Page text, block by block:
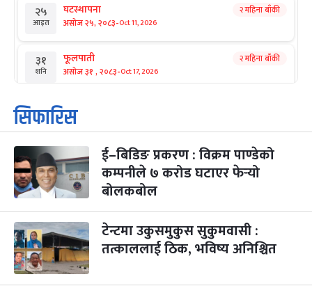
२५
आइत
घटस्थापना
असोज २५, २०८३-Oct 11, 2026
२ महिना बाँकी
३१
शनि
फूलपाती
असोज ३१ , २०८३-Oct 17, 2026
२ महिना बाँकी
१
आइत
कार्तिक सङ्क्रान्ति
कार्तिक १, २०८३
३
मंगल
महानवमी
कार्तिक ३, २०८३-Oct 20, 2026
२ महिना बाँकी
४
५
बिहि
पापा‌ङ्कुशा एकादशी व्रत
कार्तिक ५, २०८३
२ महिना बाँकी
सिफारिस
ई–बिडिङ प्रकरण : विक्रम पाण्डेको
कम्पनीले ७ करोड घटाएर फेर्‍यो
बोलकबोल
टेन्टमा उकुसमुकुस सुकुमवासी :
तत्काललाई ठिक, भविष्य अनिश्चित